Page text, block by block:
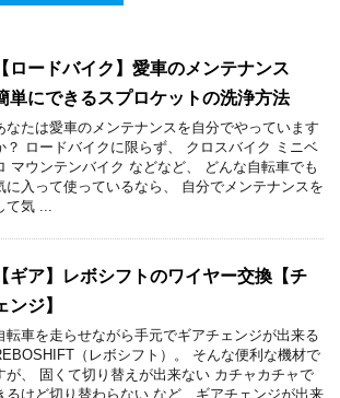
【ロードバイク】愛車のメンテナンス
単にできるスプロケットの洗浄方法
なたは愛車のメンテナンスを自分でやっています
？ ロードバイクに限らず、 クロスバイク ミニベ
マウンテンバイク などなど、 どんな自転車でも
に入って使っているなら、 自分でメンテナンスを
て気 ...
【ギア】レボシフトのワイヤー交換【チ
ンジ】
転車を走らせながら手元でギアチェンジが出来る
（レボシフト）。 そんな便利な機材で
が、 固くて切り替えが出来ない カチャカチャで
るけど切り替わらない など、ギアチェンジが出来